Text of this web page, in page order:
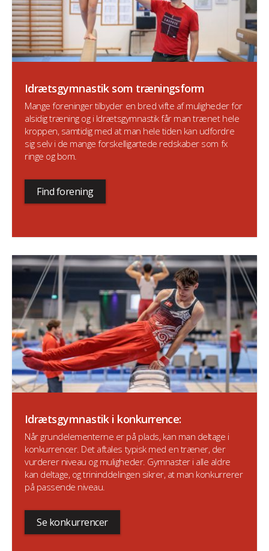
Idrætsgymnastik som træningsform
Mange foreninger tilbyder en bred vifte af muligheder for
alsidig træning og i Idrætsgymnastik får man trænet hele
kroppen, samtidig med at man hele tiden kan udfordre
sig selv i de mange forskelligartede redskaber som fx
ringe og bom.
Find forening
Idrætsgymnastik i konkurrence:
Når grundelementerne er på plads, kan man deltage i
konkurrencer. Det aftales typisk med en træner, der
vurderer niveau og muligheder. Gymnaster i alle aldre
kan deltage, og trininddelingen sikrer, at man konkurrerer
på passende niveau.
Se konkurrencer